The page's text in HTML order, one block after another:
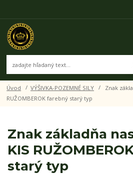
Úvod VÝŠIVKA-POZEMNÉ SILY
Znak
RUŽOMBEROK farebný starý typ
Znak základňa
KIS
starý typ